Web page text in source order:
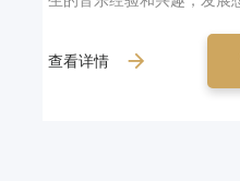
查看详情